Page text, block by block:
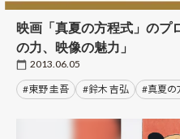
映画「真夏の方程式」のプ
の力、映像の魅力」
2013.06.05
#東野 圭吾 #鈴木 吉弘 #真夏の